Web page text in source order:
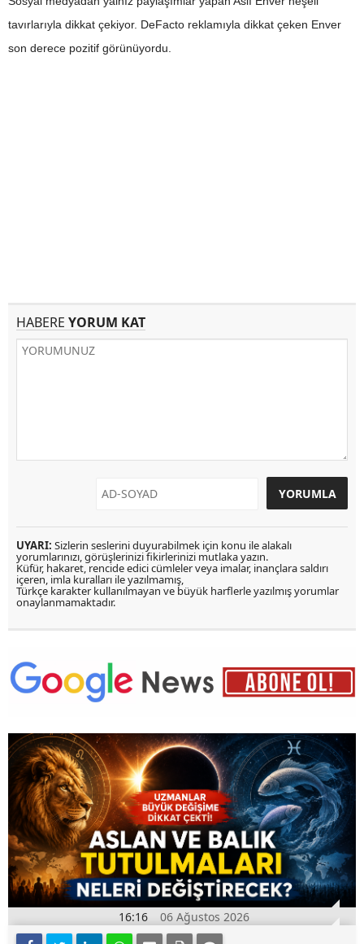
tavırlarıyla dikkat çekiyor. DeFacto reklamıyla dikkat çeken Enver
son derece pozitif görünüyordu.
HABERE YORUM KAT
UYARI: Sizlerin seslerini duyurabilmek için konu ile alakalı
yorumlarınızı, görüşlerinizi fikirlerinizi mutlaka yazın.
Küfür, hakaret, rencide edici cümleler veya imalar, inançlara saldırı
içeren, imla kuralları ile yazılmamış,
Türkçe karakter kullanılmayan ve büyük harflerle yazılmış yorumlar
onaylanmamaktadır.
16:16 06 Ağustos 2026